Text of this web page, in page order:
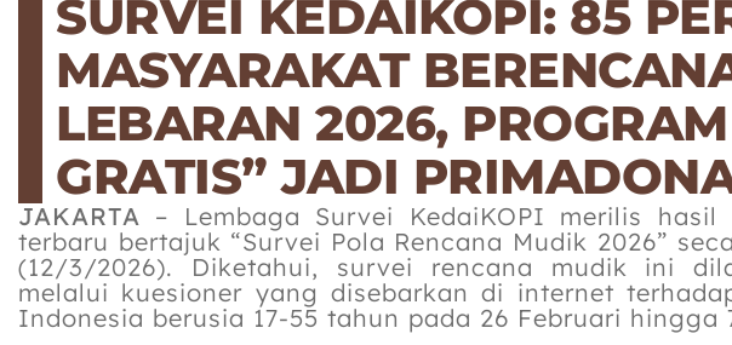
SURVEI KEDAIKOPI: 85
MASYARAKAT
LEBARAN 2026,
GRATIS” JADI
JAKARTA – Lembaga Survei KedaiKOPI merilis
terbaru bertajuk “Survei Pola Rencana Mudik 2026”
(12/3/2026). Diketahui, survei rencana mudik ini
melalui kuesioner yang disebarkan di internet
Indonesia berusia 17-55 tahun pada 26 Februari hingga